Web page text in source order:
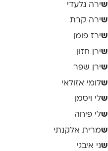
שירה גלעדי
שירה קרת
שירז פומן
שירן חזון
שירן שפר
שלומי אזולאי
שלי ויסמן
שלי פיחה
שמרית אלקנתי
שני איבגי